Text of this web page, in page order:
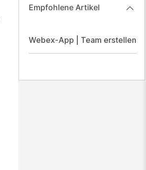
Empfohlene Artikel
Webex-App | Team erstellen